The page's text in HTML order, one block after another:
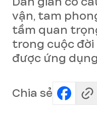
vận, tam
tầm quan
trong cuộc
được ứng
Chia sẻ